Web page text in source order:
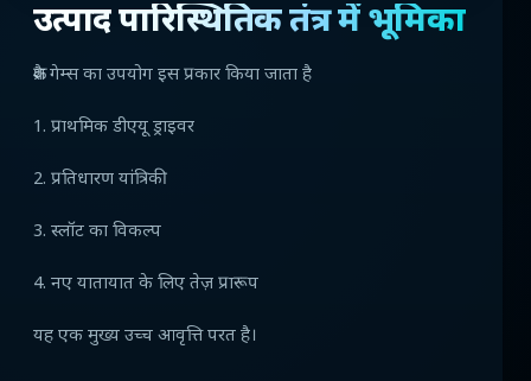
उत्पाद पारिस्थितिकी तंत्र में भूमिका
क्रैश गेम्स का उपयोग इस प्रकार किया जाता है
1. प्राथमिक डीएयू ड्राइवर
2. प्रतिधारण यांत्रिकी
3. स्लॉट का विकल्प
4. नए यातायात के लिए तेज़ प्रारूप
यह एक मुख्य उच्च आवृत्ति परत है।